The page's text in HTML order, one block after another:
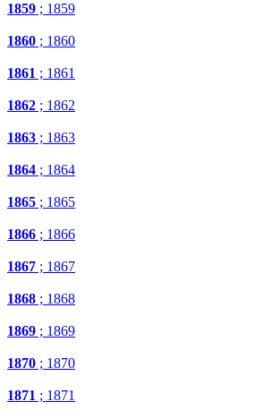
1859 ; 1859
1860 ; 1860
1861 ; 1861
1862 ; 1862
1863 ; 1863
1864 ; 1864
1865 ; 1865
1866 ; 1866
1867 ; 1867
1868 ; 1868
1869 ; 1869
1870 ; 1870
1871 ; 1871